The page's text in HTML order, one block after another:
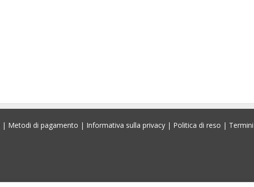
| Metodi di pagamento | Informativa sulla privacy | Politica di reso |